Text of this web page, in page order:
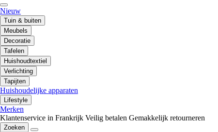
Nieuw
Tuin & buiten
Meubels
Decoratie
Tafelen
Huishoudtextiel
Verlichting
Tapijten
Huishoudelijke apparaten
Lifestyle
Merken
Klantenservice in Frankrijk Veilig betalen Gemakkelijk retourneren
Zoeken